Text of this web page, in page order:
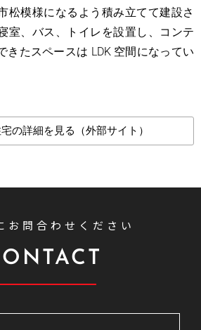
松模様になるよう積み立てて建設さ
室、バス、トイレを設置し、コンテ
きたスペースは LDK 空間になってい
の詳細を見る（外部サイト）
お問合わせください